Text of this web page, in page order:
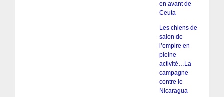
en avant de
Ceuta
Les chiens de
salon de
l’empire en
pleine
activité…La
campagne
contre le
Nicaragua